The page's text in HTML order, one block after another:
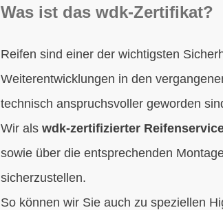
Was ist das wdk-Zertifikat?
Reifen sind einer der wichtigsten
Weiterentwicklungen in den
technisch anspruchsvoller geworden
Wir als wdk-zertifizierter
sowie über die entsprechenden
sicherzustellen.
So können wir Sie auch zu speziellen